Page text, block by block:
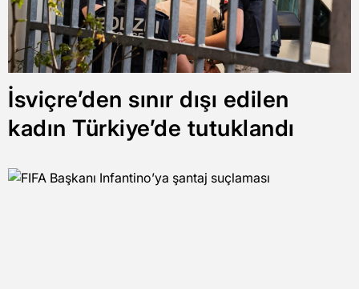
İsviçre’den sınır dışı edilen
kadın Türkiye’de tutuklandı